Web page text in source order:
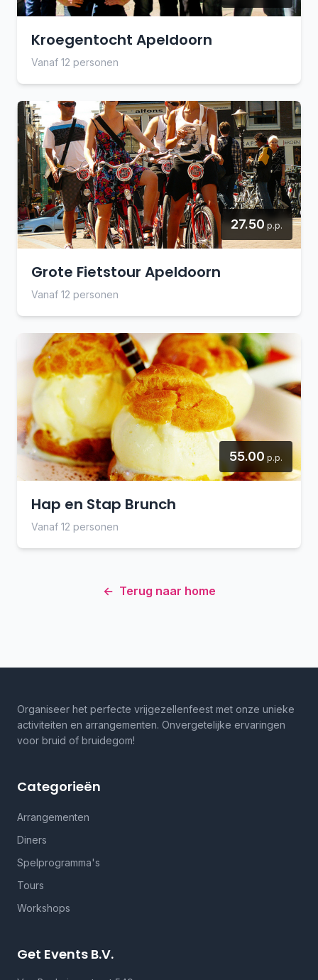
Kroegentocht Apeldoorn
Vanaf 12 personen
27.50 p.p.
Grote Fietstour Apeldoorn
Vanaf 12 personen
55.00 p.p.
Hap en Stap Brunch
Vanaf 12 personen
← Terug naar home
Organiseer het perfecte vrijgezellenfeest met onze unieke
activiteiten en arrangementen. Onvergetelijke ervaringen
voor bruid of bruidegom!
Categorieën
Arrangementen
Diners
Spelprogramma's
Tours
Workshops
Get Events B.V.